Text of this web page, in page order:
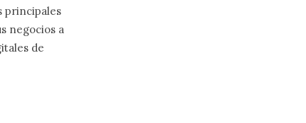
principales
negocios a
de